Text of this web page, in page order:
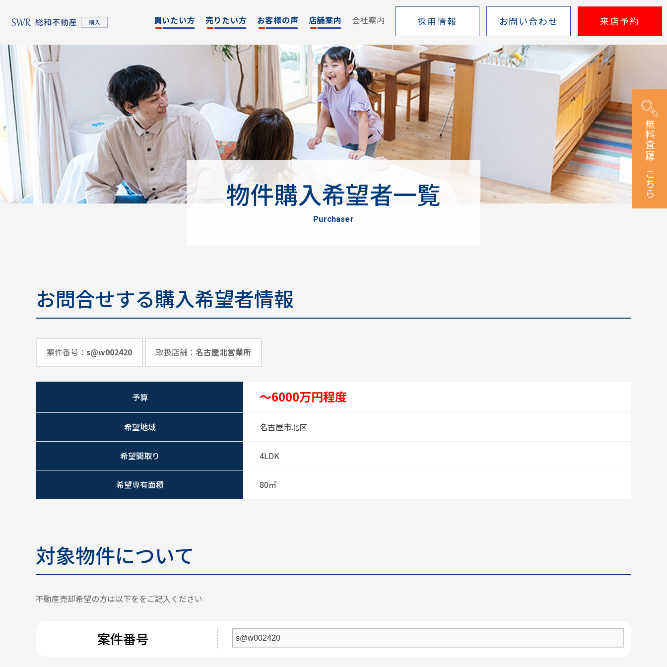
買いたい方 売りたい方 お客様の声 店舗案内 会社案内 採用情報 お問い合わせ 来店予約
名古屋エリア
物件検索
物件一覧
東京エリア
物件検索
物件一覧
エリア別
名古屋エリア
不動産売却について
購入希望者情報一覧
東京エリア
不動産売却について
購入希望者情報一覧
売却サポート
シーンごとの売却
売り方のメリット・デメリット
買い替えの流れ
売却実績
戸建てを高く売るためのポイント
土地を高く売るためのポイント
マンションを高く売るためのポイント
物件購入希望者一覧
purchaser
お問合せする購入希望者情報
案件番号： s@w002420 取扱店舗： 名古屋北営業所
予算 ～6000万円程度
希望地域 名古屋市北区
希望間取り 4LDK
希望専有面積 80㎡
対象物件について
不動産売却希望の方は以下ををご記入ください
案件番号
無料査定はこちら